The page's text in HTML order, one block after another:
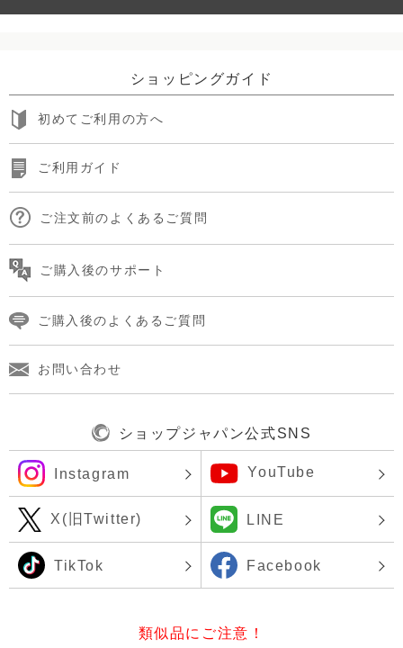
ショッピングガイド
初めてご利用の方へ
ご利用ガイド
ご注文前のよくあるご質問
ご購入後のサポート
ご購入後のよくあるご質問
お問い合わせ
ショップジャパン公式SNS
Instagram YouTube
X(旧Twitter) LINE
TikTok Facebook
類似品にご注意！